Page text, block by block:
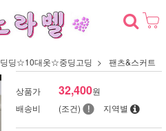
딩딩☆10대옷☆중딩고딩 팬츠&스커트
상품가 32,400원
배송비
(조건) 지역별